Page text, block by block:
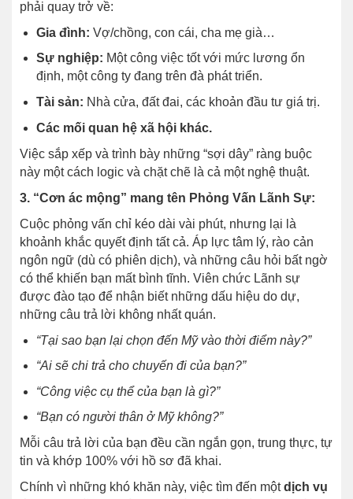
phải quay trở về:
Gia đình: Vợ/chồng, con cái, cha mẹ già…
Sự nghiệp: Một công việc tốt với mức lương ổn
định, một công ty đang trên đà phát triển.
Tài sản: Nhà cửa, đất đai, các khoản đầu tư giá trị.
Các mối quan hệ xã hội khác.
Việc sắp xếp và trình bày những “sợi dây” ràng buộc
này một cách logic và chặt chẽ là cả một nghệ thuật.
3. “Cơn ác mộng” mang tên Phỏng Vấn Lãnh Sự:
Cuộc phỏng vấn chỉ kéo dài vài phút, nhưng lại là
khoảnh khắc quyết định tất cả. Áp lực tâm lý, rào cản
ngôn ngữ (dù có phiên dịch), và những câu hỏi bất ngờ
có thể khiến bạn mất bình tĩnh. Viên chức Lãnh sự
được đào tạo để nhận biết những dấu hiệu do dự,
những câu trả lời không nhất quán.
“Tại sao bạn lại chọn đến Mỹ vào thời điểm này?”
“Ai sẽ chi trả cho chuyến đi của bạn?”
“Công việc cụ thể của bạn là gì?”
“Bạn có người thân ở Mỹ không?”
Mỗi câu trả lời của bạn đều cần ngắn gọn, trung thực, tự
tin và khớp 100% với hồ sơ đã khai.
Chính vì những khó khăn này, việc tìm đến mộtdịch vụ